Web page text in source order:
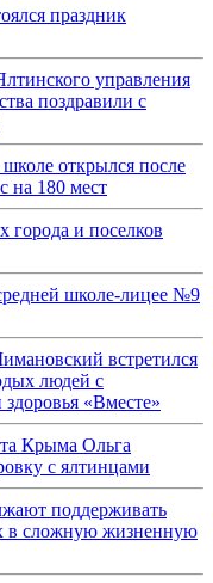
праздник
управления
поздравили с
открылся после
на 180 мест
города и поселков
школе-лицее №9
встретился
людей с
«Вместе»
Крыма Ольга
с ялтинцами
поддерживать
в сложную жизненную